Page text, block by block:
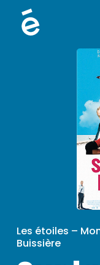
Les étoiles –
Buissière